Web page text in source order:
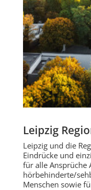
Leipzig
Leipzig und die
Eindrücke und
für alle Ansprüche
hörbehinderte/
Menschen sowie